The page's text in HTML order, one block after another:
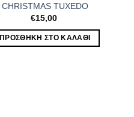
CHRISTMAS TUXEDO
€15,00
ΠΡΟΣΘΉΚΗ ΣΤΟ ΚΑΛΆΘΙ